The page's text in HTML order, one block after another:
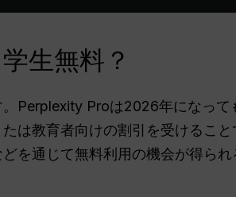
生無料？
Perplexity Proは2026年になって
は教育者向けの割引を受けるこ
を通じて無料利用の機会が得ら